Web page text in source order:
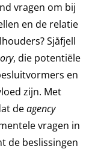
vragen om bij
en de relatie
Sjåfjell
, die potentiële
en
zijn. Met
deagency
vragen in
de beslissingen